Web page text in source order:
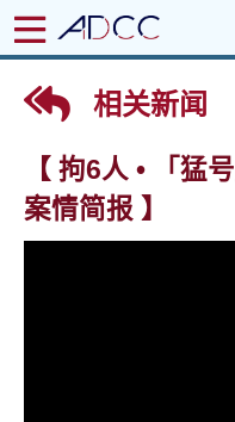
相关新闻
【 拘6人 • 「猛
案情简报 】